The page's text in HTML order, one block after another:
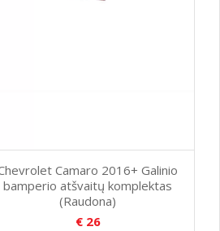
Camaro 2016+ Galinio
bamperio atšvaitų komplektas
(Raudona)
€26